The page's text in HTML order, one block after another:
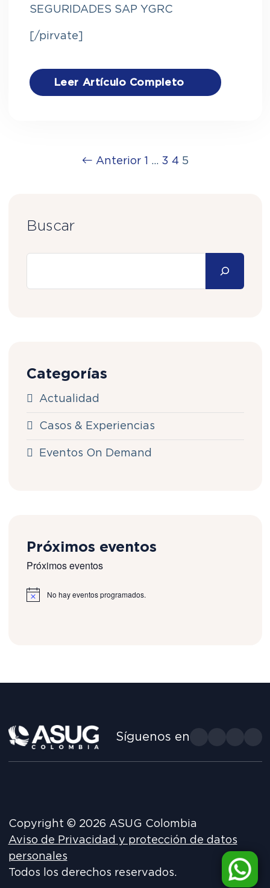
SEGURIDADES SAP YGRC
[/pirvate]
Leer Artículo Completo
Paginación
Anterior 1 … 3 4 5
Buscar
Categorías
Actualidad
Casos & Experiencias
Eventos On Demand
Próximos eventos
Próximos eventos
N
No hay eventos programados.
Síguenos en
Copyright © 2026 ASUG Colombia
Aviso de Privacidad y protección de datos
personales
Todos los derechos reservados.